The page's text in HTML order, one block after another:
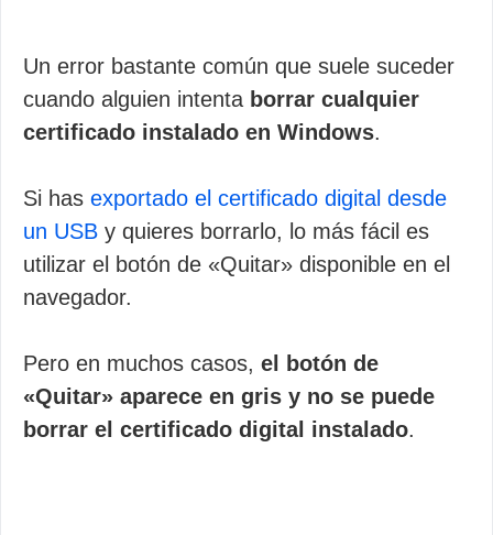
Un error bastante común que suele suceder
cuando alguien intenta borrar cualquier
certificado instalado en Windows.
Si has exportado el certificado digital desde
un USB y quieres borrarlo, lo más fácil es
utilizar el botón de «Quitar» disponible en el
navegador.
Pero en muchos casos, el botón de
«Quitar» aparece en gris y no se puede
borrar el certificado digital instalado.